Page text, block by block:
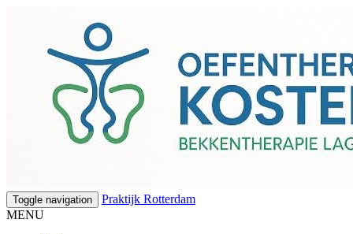
Toggle navigation
Praktijk Rotterdam
MENU